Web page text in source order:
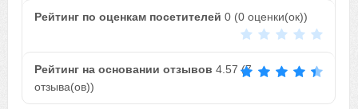
Рейтинг по оценкам посетителей 0 (0 оценки(ок))
Рейтинг на основании отзывов 4.57 (7
отзыва(ов))